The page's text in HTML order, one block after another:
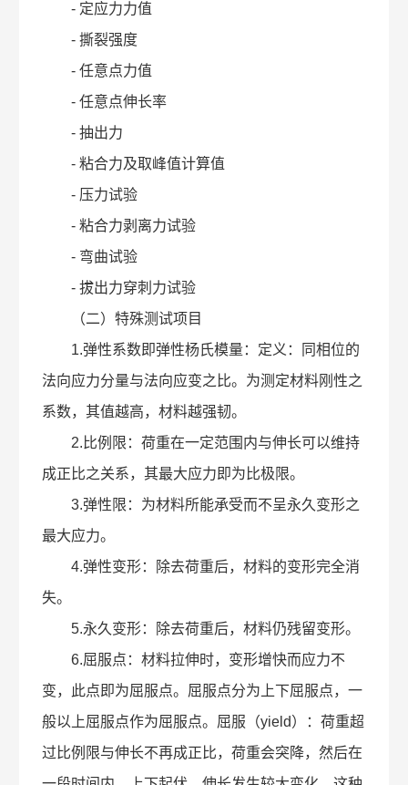
- 定应力力值
- 撕裂强度
- 任意点力值
- 任意点伸长率
- 抽出力
- 粘合力及取峰值计算值
- 压力试验
- 粘合力剥离力试验
- 弯曲试验
- 拔出力穿刺力试验
（二）特殊测试项目
1.弹性系数即弹性杨氏模量：定义：同相位的
法向应力分量与法向应变之比。为测定材料刚性之
系数，其值越高，材料越强韧。
2.比例限：荷重在一定范围内与伸长可以维持
成正比之关系，其最大应力即为比极限。
3.弹性限：为材料所能承受而不呈永久变形之
最大应力。
4.弹性变形：除去荷重后，材料的变形完全消
失。
5.永久变形：除去荷重后，材料仍残留变形。
6.屈服点：材料拉伸时，变形增快而应力不
变，此点即为屈服点。屈服点分为上下屈服点，一
般以上屈服点作为屈服点。屈服（yield）：荷重超
过比例限与伸长不再成正比，荷重会突降，然后在